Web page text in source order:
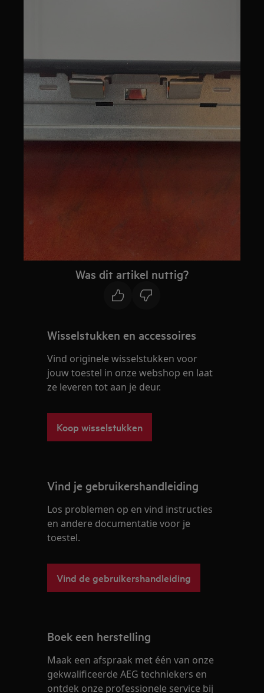
Was dit artikel nuttig?
Wisselstukken en accessoires
Vind originele wisselstukken voor
jouw toestel in onze webshop en laat
ze leveren tot aan je deur.
Koop wisselstukken
Vind je gebruikershandleiding
Los problemen op en vind instructies
en andere documentatie voor je
toestel.
Vind de gebruikershandleiding
Boek een herstelling
Maak een afspraak met één van onze
gekwalificeerde AEG techniekers en
ontdek onze professionele service bij